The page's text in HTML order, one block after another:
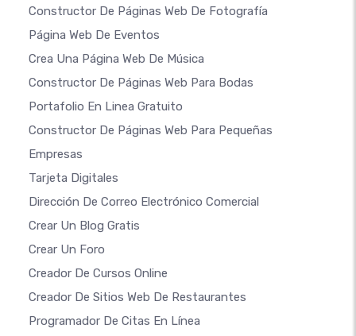
Constructor De Páginas Web De Fotografía
Página Web De Eventos
Crea Una Página Web De Música
Constructor De Páginas Web Para Bodas
Portafolio En Linea Gratuito
Constructor De Páginas Web Para Pequeñas
Empresas
Tarjeta Digitales
Dirección De Correo Electrónico Comercial
Crear Un Blog Gratis
Crear Un Foro
Creador De Cursos Online
Creador De Sitios Web De Restaurantes
Programador De Citas En Línea